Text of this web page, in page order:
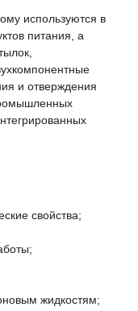
используются в
питания, а
и отверждения
свойства;
жидкостям;